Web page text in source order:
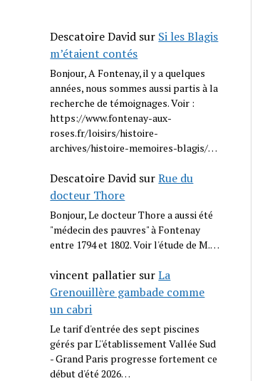
Descatoire David sur Si les Blagis
m’étaient contés
Bonjour, A Fontenay, il y a quelques
années, nous sommes aussi partis à la
recherche de témoignages. Voir :
https://www.fontenay-aux-
roses.fr/loisirs/histoire-
archives/histoire-memoires-blagis/…
Descatoire David surRue du
docteur Thore
Bonjour, Le docteur Thore a aussi été
"médecin des pauvres" à Fontenay
entre 1794 et 1802. Voir l'étude de M.…
vincent pallatier surLa
Grenouillère gambade comme
un cabri
Le tarif d'entrée des sept piscines
gérés par L''établissement Vallée Sud
- Grand Paris progresse fortement ce
début d'été 2026…